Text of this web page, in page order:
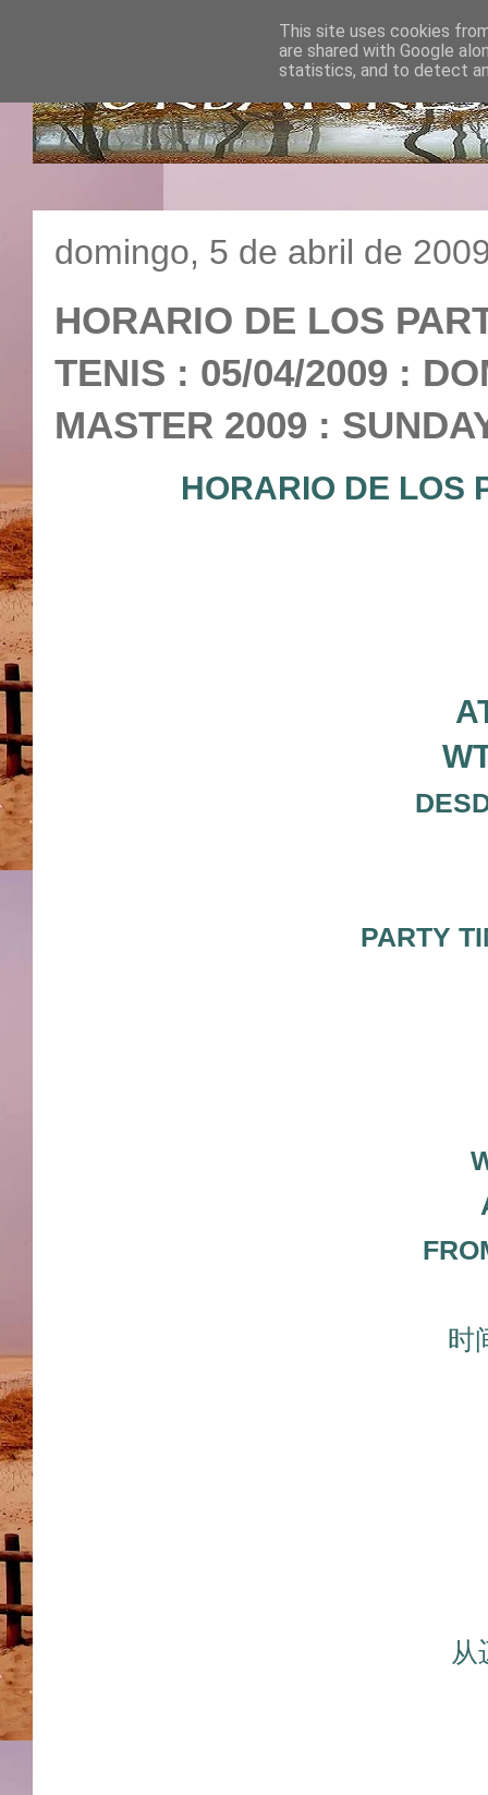
domingo, 5 de abril de
HORARIO DE LOS
TENIS : 05/04/2009 :
MASTER 2009 :
HORARIO DE LOS
PARTY
时
从
This site uses cookies
are shared with Google
statistics, and to detect